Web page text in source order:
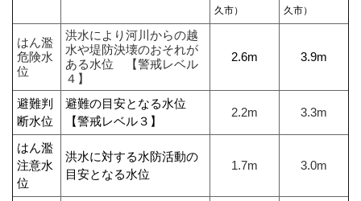
久市）
久市）
はん濫
危険水
位
洪水により河川からの越
水や堤防決壊のおそれが
ある水位 【警戒レベル
４】
2.6m 3.9m
避難判
断水位
避難の目安となる水位
【警戒レベル３】
2.2m 3.3m
はん濫
注意水
位
洪水に対する水防活動の
目安となる水位
1.7m 3.0m